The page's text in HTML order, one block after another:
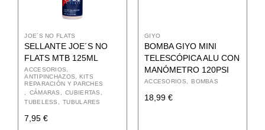
JOE´S NO FLATS
SELLANTE JOE´S NO
FLATS MTB 125ML
ACCESORIOS
ANTIPINCHAZOS, KITS
REPARACIÓN Y PARCHES
CÁMARAS
CUBIERTAS
TUBELESS
TUBULARES
7,95€
GIYO
BOMBA GIYO MINI
TELESCÓPICA ALU CON
MANÓMETRO 120PSI
ACCESORIOS BOMBAS
18,99 €